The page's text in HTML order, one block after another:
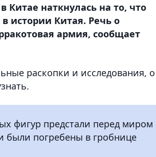
Китае наткнулась на то, что
истории Китая. Речь о
армия, сообщает
раскопки и исследования, о
фигур предстали перед миром
были погребены в гробнице